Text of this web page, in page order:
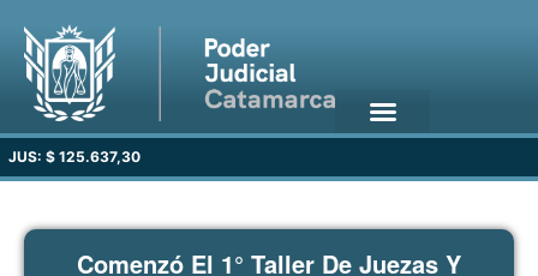
JUS: $ 125.637,30
Comenzó El 1° Taller De Juezas Y